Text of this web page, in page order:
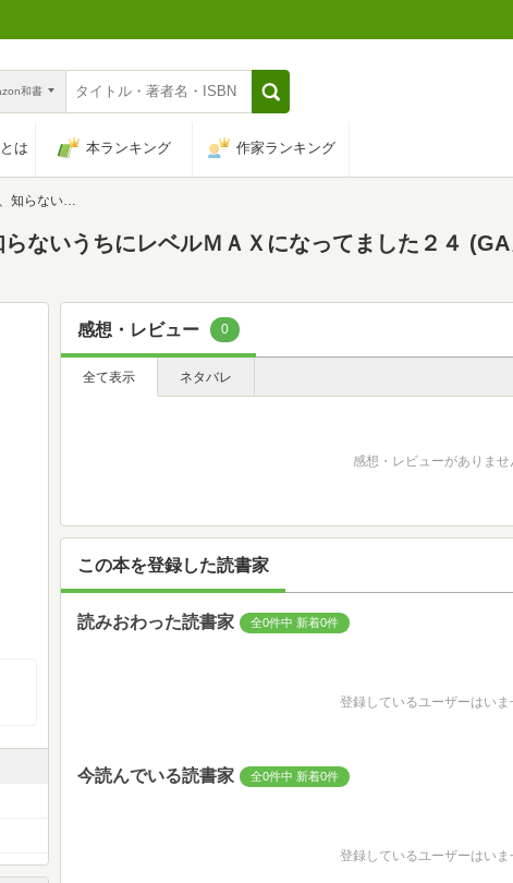
和書
は 本ランキング 作家ランキング
ました２４ (GAノベル)
ないうちにレベルＭＡＸになってました２４
感想・レビュー 0
全て表示 ネタバレ
感想・レビューがありませ
この本を登録した読書家
読みおわった読書家 全0件中 新着0件
登録しているユーザーはいま
今読んでいる読書家 全0件中 新着0件
登録しているユーザーはいま